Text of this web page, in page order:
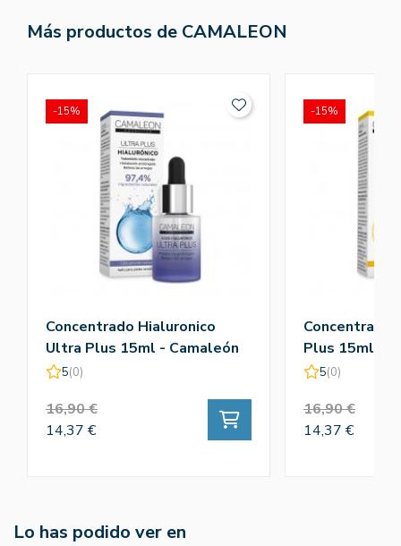
Más productos de CAMALEON
Concentrado Hialuronico
Ultra Plus 15ml - Camaleón
5(0)
16,90 €
14,37 €
-15%
Concentrado
Plus 15ml -
5(0)
16,90 €
14,37 €
-15%
Lo has podido ver en